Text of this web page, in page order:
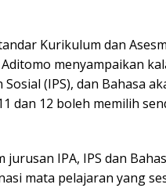
Kurikulum dan
menyampaikan
(IPS), dan Bahasa
dan 12 boleh memilih
IPA, IPS dan
mata pelajaran yang